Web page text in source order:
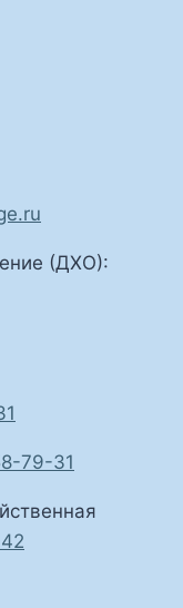
(ДХО):
79-31